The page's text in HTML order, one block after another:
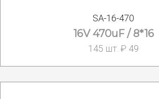
SA-16-470
16V 470uF / 8*16
145 шт. ₽ 49